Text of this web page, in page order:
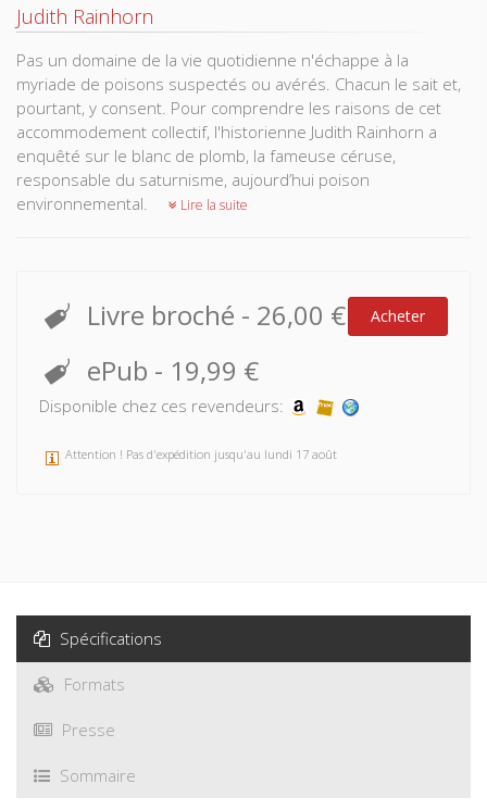
Judith Rainhorn
Pas un domaine de la vie quotidienne n'échappe à la
myriade de poisons suspectés ou avérés. Chacun le sait et,
pourtant, y consent. Pour comprendre les raisons de cet
accommodement collectif, l'historienne Judith Rainhorn a
enquêté sur le blanc de plomb, la fameuse céruse,
responsable du saturnisme, aujourd’hui poison
environnemental.
Lire la suite
Livre broché - 26,00 € Acheter
ePub - 19,99 €
Disponible chez ces revendeurs:
Attention ! Pas d'expédition jusqu'au lundi 17 août
Spécifications
Formats
Presse
Sommaire